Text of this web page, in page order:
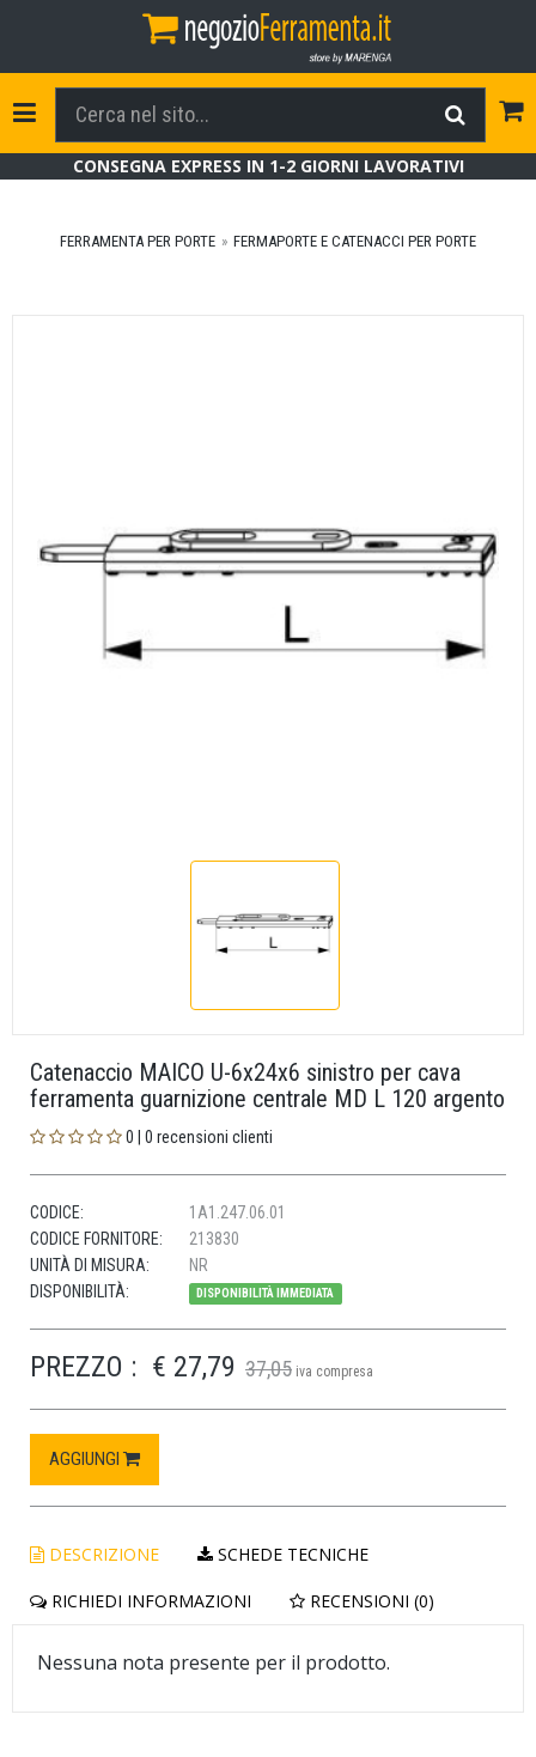
Toggle Navigation
CONSEGNA EXPRESS IN 1-2 GIORNI LAVORATIVI
FERRAMENTA PER PORTE FERMAPORTE E CATENACCI PER PORTE
Catenaccio MAICO U-6x24x6 sinistro per cava
ferramenta guarnizione centrale MD L 120 argento
0 | 0 recensioni clienti
CODICE:
1A1.247.06.01
CODICE FORNITORE:
213830
UNITÀ DI MISURA:
NR
DISPONIBILITÀ:
DISPONIBILITÀ IMMEDIATA
PREZZO : € 27,79 37,05 iva compresa
AGGIUNGI
DESCRIZIONE SCHEDE TECNICHE
RICHIEDI INFORMAZIONI RECENSIONI (0)
Nessuna nota presente per il prodotto.